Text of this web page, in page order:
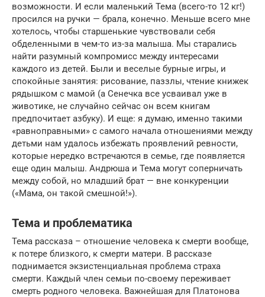
возможности. И если маленький Тема (всего-то 12 кг!)
просился на ручки — брала, конечно. Меньше всего мне
хотелось, чтобы старшенькие чувствовали себя
обделенными в чем-то из-за малыша. Мы старались
найти разумный компромисс между интересами
каждого из детей. Были и веселые бурные игры, и
спокойные занятия: рисование, паззлы, чтение книжек
рядышком с мамой (а Сенечка все усваивал уже в
животике, не случайно сейчас он всем книгам
предпочитает азбуку). И еще: я думаю, именно такими
«равноправными» с самого начала отношениями между
детьми нам удалось избежать проявлений ревности,
которые нередко встречаются в семье, где появляется
еще один малыш. Андрюша и Тема могут соперничать
между собой, но младший брат — вне конкуренции
(«Мама, он такой смешной!»).
Тема и проблематика
Тема рассказа – отношение человека к смерти вообще,
к потере близкого, к смерти матери. В рассказе
поднимается экзистенциальная проблема страха
смерти. Каждый член семьи по-своему переживает
смерть родного человека. Важнейшая для Платонова